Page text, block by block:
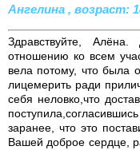
Ангелина , возраст:
Здравствуйте,
отношению ко всем
вела потому, что была
лицемерить ради
себя неловко,что
заранее, что это
Вашей доброе сердце,